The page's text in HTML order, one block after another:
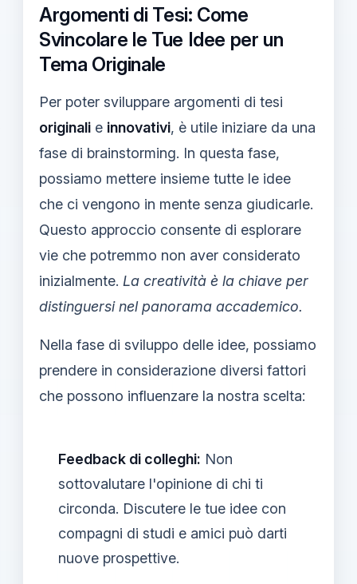
Argomenti di Tesi: Come
Svincolare le Tue Idee per un
Tema Originale
Per poter sviluppare argomenti di tesi
originali e innovativi, è utile iniziare da una
fase di brainstorming. In questa fase,
possiamo mettere insieme tutte le idee
che ci vengono in mente senza giudicarle.
Questo approccio consente di esplorare
vie che potremmo non aver considerato
inizialmente. La creatività è la chiave per
distinguersi nel panorama accademico.
Nella fase di sviluppo delle idee, possiamo
prendere in considerazione diversi fattori
che possono influenzare la nostra scelta:
Feedback di colleghi: Non
sottovalutare l'opinione di chi ti
circonda. Discutere le tue idee con
compagni di studi e amici può darti
nuove prospettive.